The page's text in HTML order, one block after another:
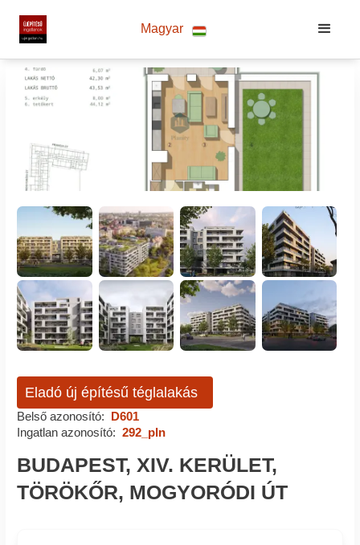
Magyar
Eladó új építésű téglalakás
Belső azonosító: D601
Ingatlan azonosító: 292_pln
BUDAPEST, XIV. KERÜLET,
TÖRÖKŐR, MOGYORÓDI ÚT